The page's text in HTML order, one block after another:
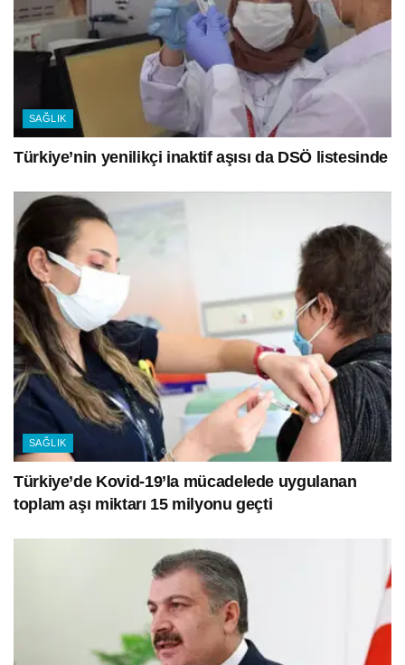
SAĞLIK
Türkiye’nin yenilikçi inaktif aşısı da DSÖ listesinde
SAĞLIK
Türkiye’de Kovid-19’la mücadelede uygulanan
toplam aşı miktarı 15 milyonu geçti